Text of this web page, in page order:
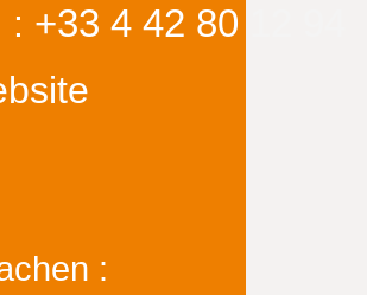
: +33 4 42 80 12 94
: